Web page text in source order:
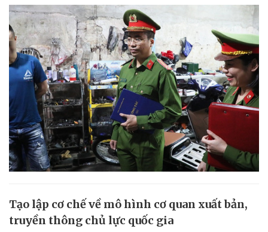
Tạo lập cơ chế về mô hình cơ quan xuất bản,
truyền thông chủ lực quốc gia